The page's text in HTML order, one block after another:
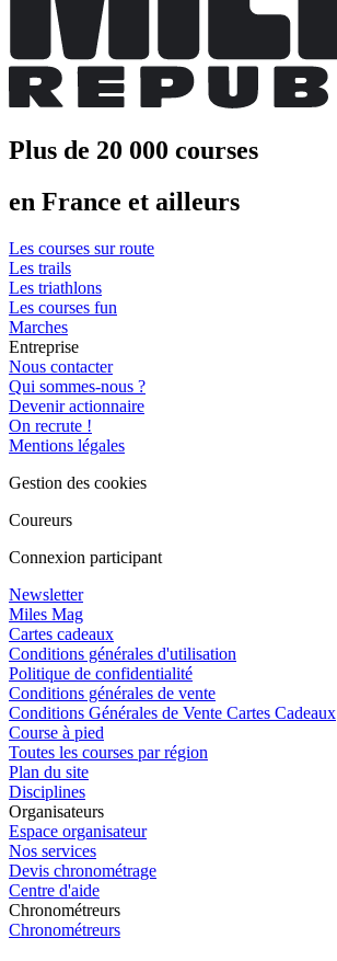
Plus de 20 000 courses
en France et ailleurs
Les courses sur route
Les trails
Les triathlons
Les courses fun
Marches
Entreprise
Nous contacter
Qui sommes-nous ?
Devenir actionnaire
On recrute !
Mentions légales
Gestion des cookies
Coureurs
Connexion participant
Newsletter
Miles Mag
Cartes cadeaux
Conditions générales d'utilisation
Politique de confidentialité
Conditions générales de vente
Conditions Générales de Vente Cartes Cadeaux
Course à pied
Toutes les courses par région
Plan du site
Disciplines
Organisateurs
Espace organisateur
Nos services
Devis chronométrage
Centre d'aide
Chronométreurs
Chronométreurs